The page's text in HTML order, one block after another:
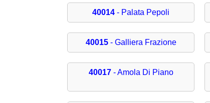
40014 - Palata Pepoli
40015- Galliera Frazione
40017- Amola Di Piano